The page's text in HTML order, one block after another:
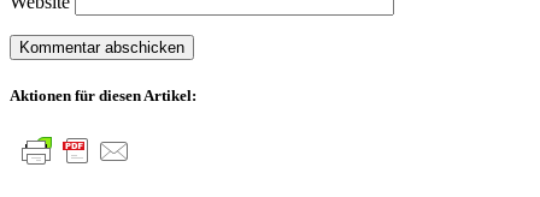
Aktionen für diesen Artikel: